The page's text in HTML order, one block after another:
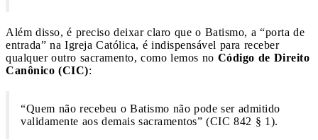
Além disso, é preciso deixar claro que o Batismo, a “porta de
entrada” na Igreja Católica, é indispensável para receber
qualquer outro sacramento, como lemos no Código de Direito
Canônico (CIC):
“Quem não recebeu o Batismo não pode ser admitido
validamente aos demais sacramentos” (CIC 842 § 1).